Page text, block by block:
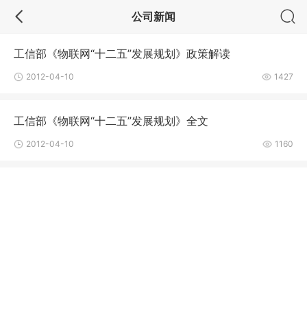
公司新闻
工信部《物联网“十二五”发展规划》政策解读
2012-04-10 1427
工信部《物联网“十二五”发展规划》全文
2012-04-10 1160